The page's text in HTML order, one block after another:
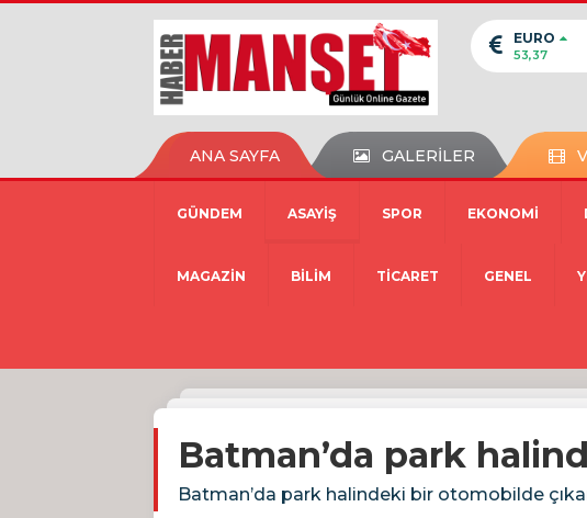
EURO
53,37
ANA SAYFA GALERİLER
GÜNDEM ASAYİŞ SPOR EKONOMİ
MAGAZİN BİLİM TİCARET GENEL
Batman’da park
Batman’da park halindeki bir otomobilde